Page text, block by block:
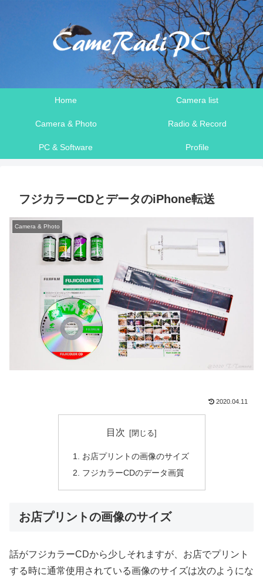
Home Camera list
Camera & Photo Radio & Record
PC & Software Profile
フジカラーCDとデータのiPhone転送
Camera & Photo
2020.04.11
目次
お店プリントの画像のサイズ
フジカラーCDのデータ画質
お店プリントの画像のサイズ
話がフジカラーCDから少しそれますが、お店でプリント
する時に通常使用されている画像のサイズは次のようにな